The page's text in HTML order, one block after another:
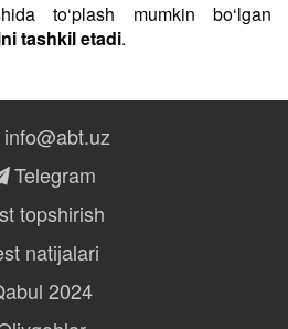
to‘plash mumkin bo‘lgan
tashkil etadi.
info@abt.uz
Telegram
topshirish
natijalari
2024